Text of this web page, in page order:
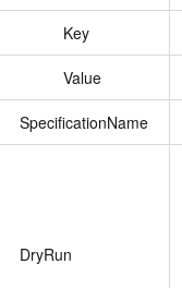
Key
Value
SpecificationName
DryRun